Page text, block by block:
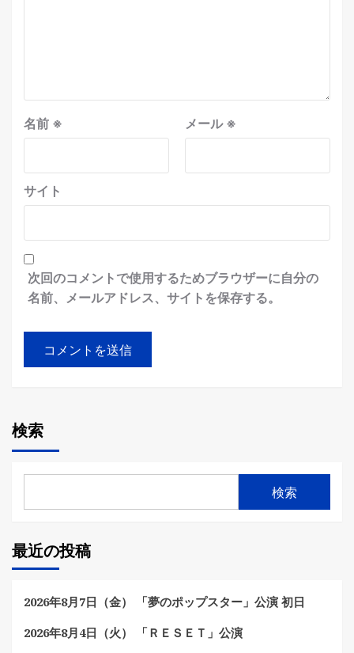
名前 ※ メール※
サイト
次回のコメントで使用するためブラウザーに自分の
名前、メールアドレス、サイトを保存する。
検索
検索
最近の投稿
2026年8月7日（金） 「夢のポップスター」公演 初日
2026年8月4日（火） 「ＲＥＳＥＴ」公演